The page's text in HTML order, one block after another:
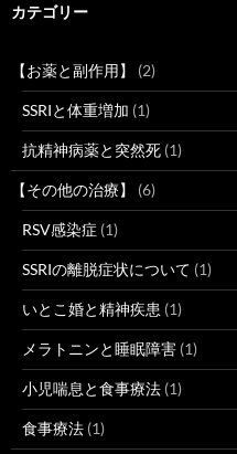
カテゴリー
【お薬と副作用】 (2)
SSRIと体重増加 (1)
抗精神病薬と突然死 (1)
【その他の治療】 (6)
RSV感染症 (1)
SSRIの離脱症状について (1)
いとこ婚と精神疾患 (1)
メラトニンと睡眠障害 (1)
小児喘息と食事療法 (1)
食事療法 (1)